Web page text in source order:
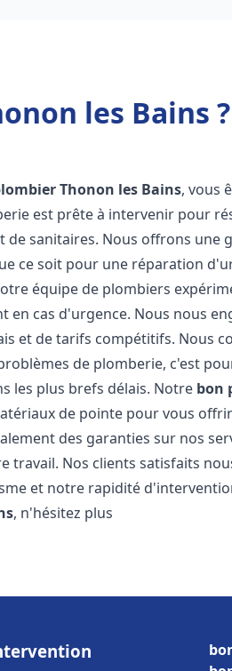
les Bains ?
Thonon les Bains, vous
est prête à intervenir pour
de sanitaires. Nous offrons une
ce soit pour une réparation
équipe de plombiers
cas d'urgence. Nous nous
et de tarifs compétitifs. Nous
de plomberie, c'est
les plus brefs délais. Notre bon
de pointe pour vous
des garanties sur nos
travail. Nos clients satisfaits
et notre rapidité
, n'hésitez plus